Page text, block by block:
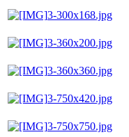
3-300x168.jpg
3-360x200.jpg
3-360x360.jpg
3-750x420.jpg
3-750x750.jpg